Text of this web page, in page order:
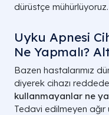
dürüstçe mühürlüyoruz.
Uyku Apnesi
Ne Yapmalı?
Bazen hastalarımız
diyerek cihazı
kullanmayanlar ne
Tedavi edilmeyen